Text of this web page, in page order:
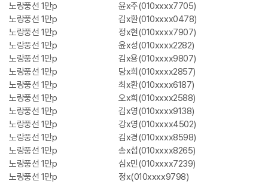
노랑풍선 1만p
윤x주(010xxxx7705)
노랑풍선 1만p
김x환(010xxxx0478)
노랑풍선 1만p
정x현(010xxxx7907)
노랑풍선 1만p
윤x성(010xxxx2282)
노랑풍선 1만p
김x용(010xxxx9807)
노랑풍선 1만p
당x희(010xxxx2857)
노랑풍선 1만p
최x환(010xxxx6187)
노랑풍선 1만p
오x희(010xxxx2588)
노랑풍선 1만p
김x영(010xxxx9138)
노랑풍선 1만p
강x영(010xxxx4502)
노랑풍선 1만p
김x경(010xxxx8598)
노랑풍선 1만p
송x섭(010xxxx8265)
노랑풍선 1만p
심x민(010xxxx7239)
노랑풍선 1만p
정x(010xxxx9798)